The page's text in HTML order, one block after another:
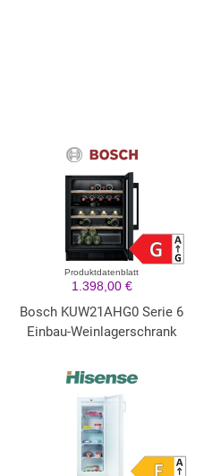
Produktdatenblatt
1.398,00 €
Bosch KUW21AHG0 Serie 6
Einbau-Weinlagerschrank